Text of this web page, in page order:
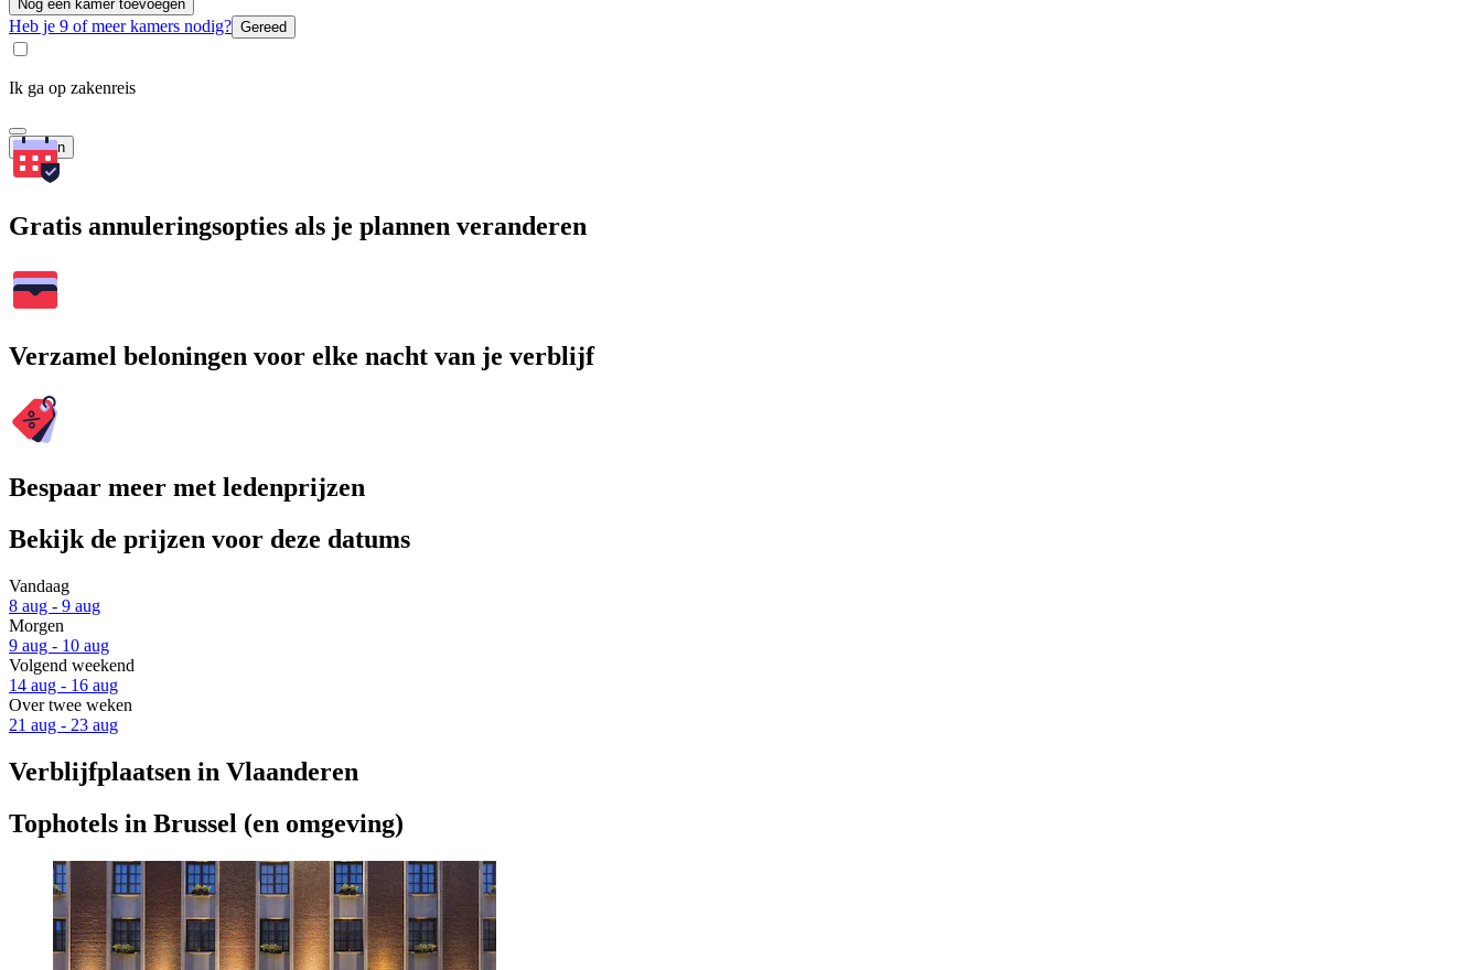
Nog een kamer toevoegen
Heb je 9 of meer kamers nodig? Gereed
Ik ga op zakenreis
Zoeken
Gratis annuleringsopties als je plannen veranderen
Verzamel beloningen voor elke nacht van je verblijf
Bespaar meer met ledenprijzen
Bekijk de prijzen voor deze datums
Vandaag
8 aug - 9 aug
Morgen
9 aug - 10 aug
Volgend weekend
14 aug - 16 aug
Over twee weken
21 aug - 23 aug
Verblijfplaatsen in Vlaanderen
Tophotels in Brussel (en omgeving)